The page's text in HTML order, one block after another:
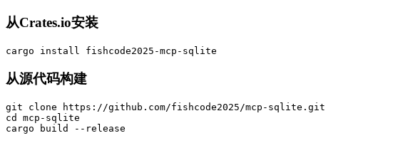
从Crates.io安装
从源代码构建
git clone https://github.com/fishcode2025/mcp-sqlite.git
cd mcp-sqlite